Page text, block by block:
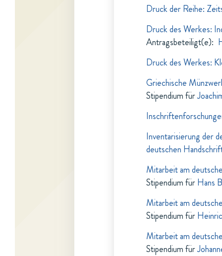
Druck der Reihe:
Druck des Werkes:
Antragsbeteiligt(e):
Druck des Werkes:
Griechische
Stipendium für
Inventarisierung der
deutschen
Mitarbeit am
Stipendium fürHans
Mitarbeit am
Stipendium für
Mitarbeit am
Stipendium für